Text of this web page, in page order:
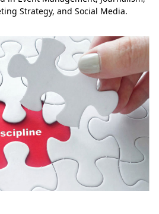
Strategy, and Social Media.